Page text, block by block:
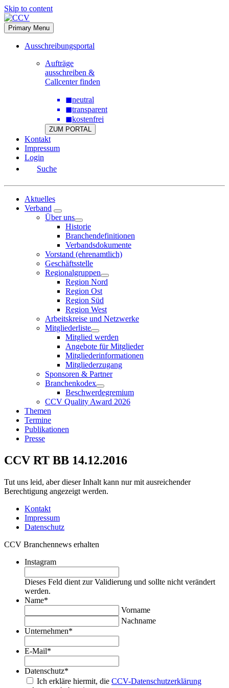
Skip to content
Primary Menu
Ausschreibungsportal
Aufträge
ausschreiben &
Callcenter finden
◼neutral
◼transparent
◼kostenfrei
ZUM PORTAL
Kontakt
Impressum
Login
Suche
Aktuelles
Verband
Über uns
Historie
Branchendefinitionen
Verbandsdokumente
Vorstand (ehrenamtlich)
Geschäftsstelle
Regionalgruppen
Region Nord
Region Ost
Region Süd
Region West
Arbeitskreise und Netzwerke
Mitgliederliste
Mitglied werden
Angebote für Mitglieder
Mitgliederinformationen
Mitgliederzugang
Sponsoren & Partner
Branchenkodex
Beschwerdegremium
CCV Quality Award 2026
Themen
Termine
Publikationen
Presse
CCV RT BB 14.12.2016
Tut uns leid, aber dieser Inhalt kann nur mit ausreichender
Berechtigung angezeigt werden.
Kontakt
Impressum
Datenschutz
CCV Branchennews erhalten
Instagram
Dieses Feld dient zur Validierung und sollte nicht verändert
werden.
Name*
Vorname
Nachname
Unternehmen*
E-Mail*
Datenschutz*
Ich erkläre hiermit, die CCV-Datenschutzerklärung